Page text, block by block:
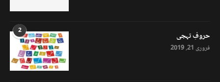
2 حروفِ تہجی
فروری 21, 2019